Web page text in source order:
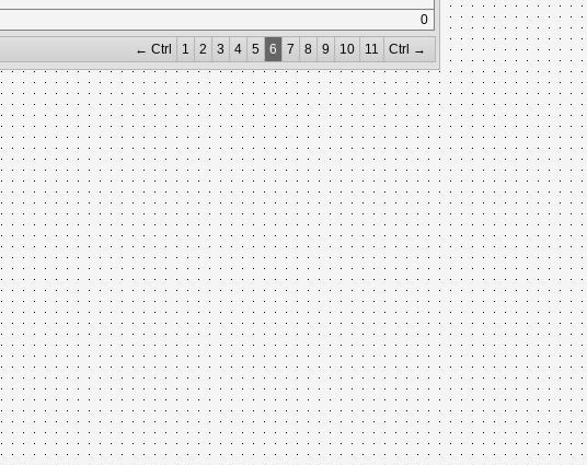
0
← Ctrl 1 2 3 4 5 6 7 8 9 10 11 Ctrl →